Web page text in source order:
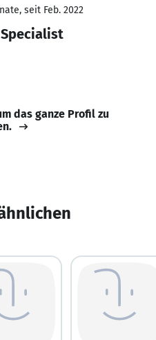
seit Feb. 2022
das ganze Profil zu